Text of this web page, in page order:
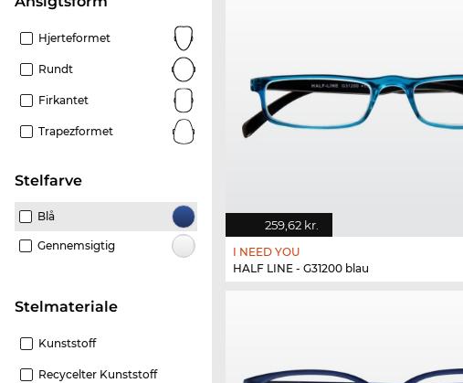
Hjerteformet
Rundt
Firkantet
Trapezformet
Stelfarve
Blå
Gennemsigtig
Stelmateriale
Kunststoff
Recycelter Kunststoff
259,62 kr.
I NEED YOU
HALF LINE - G31200 blau